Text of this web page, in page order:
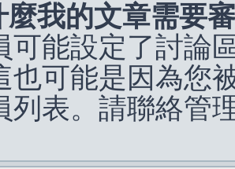
麼我的文章需要
可能設定了討論
也可能是因為您
列表。請聯絡管